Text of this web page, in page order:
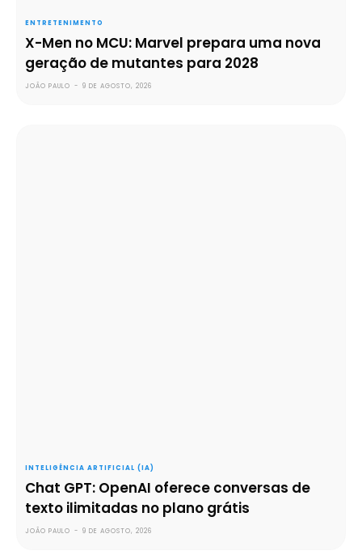
ENTRETENIMENTO
X-Men no MCU: Marvel prepara uma nova
geração de mutantes para 2028
JOÃO PAULO - 9 DE AGOSTO, 2026
INTELIGÊNCIA ARTIFICIAL (IA)
Chat GPT: OpenAI oferece conversas de
texto ilimitadas no plano grátis
JOÃO PAULO - 9 DE AGOSTO, 2026